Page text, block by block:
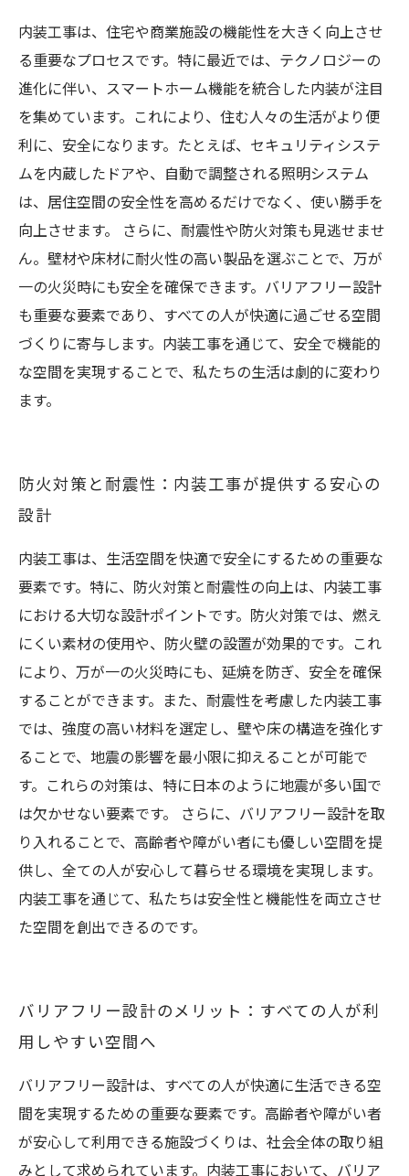
内装工事は、住宅や商業施設の機能性を大きく向上させ
る重要なプロセスです。特に最近では、テクノロジーの
進化に伴い、スマートホーム機能を統合した内装が注目
を集めています。これにより、住む人々の生活がより便
利に、安全になります。たとえば、セキュリティシステ
ムを内蔵したドアや、自動で調整される照明システム
は、居住空間の安全性を高めるだけでなく、使い勝手を
向上させます。 さらに、耐震性や防火対策も見逃せませ
ん。壁材や床材に耐火性の高い製品を選ぶことで、万が
一の火災時にも安全を確保できます。バリアフリー設計
も重要な要素であり、すべての人が快適に過ごせる空間
づくりに寄与します。内装工事を通じて、安全で機能的
な空間を実現することで、私たちの生活は劇的に変わり
ます。
防火対策と耐震性：内装工事が提供する安心の
設計
内装工事は、生活空間を快適で安全にするための重要な
要素です。特に、防火対策と耐震性の向上は、内装工事
における大切な設計ポイントです。防火対策では、燃え
にくい素材の使用や、防火壁の設置が効果的です。これ
により、万が一の火災時にも、延焼を防ぎ、安全を確保
することができます。また、耐震性を考慮した内装工事
では、強度の高い材料を選定し、壁や床の構造を強化す
ることで、地震の影響を最小限に抑えることが可能で
す。これらの対策は、特に日本のように地震が多い国で
は欠かせない要素です。 さらに、バリアフリー設計を取
り入れることで、高齢者や障がい者にも優しい空間を提
供し、全ての人が安心して暮らせる環境を実現します。
内装工事を通じて、私たちは安全性と機能性を両立させ
た空間を創出できるのです。
バリアフリー設計のメリット：すべての人が利
用しやすい空間へ
バリアフリー設計は、すべての人が快適に生活できる空
間を実現するための重要な要素です。高齢者や障がい者
が安心して利用できる施設づくりは、社会全体の取り組
みとして求められています。内装工事において、バリア